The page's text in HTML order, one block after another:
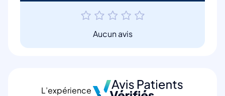
Aucun avis
L’expérience